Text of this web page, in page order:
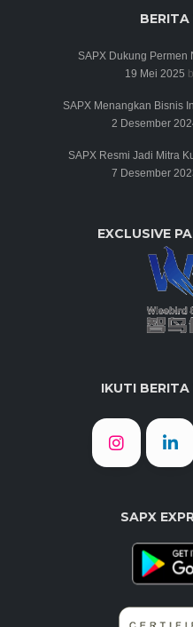
BERITA
SAPX Dukung Permen
19 Mei 2025
SAPX Menangkan Bisnis
2 Desember
SAPX Resmi Jadi Mitra
7 Desember
EXCLUSIVE
IKUTI
SAPX